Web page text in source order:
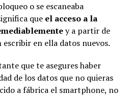
o se escaneaba
que el acceso a la
y a partir de
escribir en ella datos nuevos.
que te asegures haber
de los datos que no quieras
a fábrica el smartphone, no